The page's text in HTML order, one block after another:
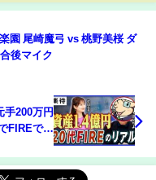
園 尾崎魔弓 vs 桃野美桜 ダ
後マイク
手200万円
FIREでき
田志歩】